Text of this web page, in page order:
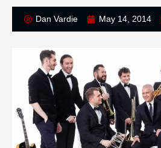
Dan Vardie May 14, 2014